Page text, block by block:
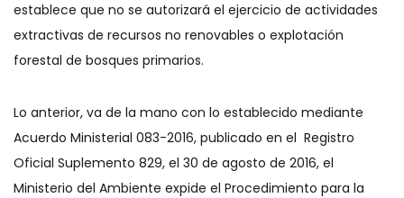
establece que no se autorizará el ejercicio de actividades
extractivas de recursos no renovables o explotación
forestal de bosques primarios.
Lo anterior, va de la mano con lo establecido mediante
Acuerdo Ministerial 083-2016, publicado en el Registro
Oficial Suplemento 829, el 30 de agosto de 2016, el
Ministerio del Ambiente expide el Procedimiento para la